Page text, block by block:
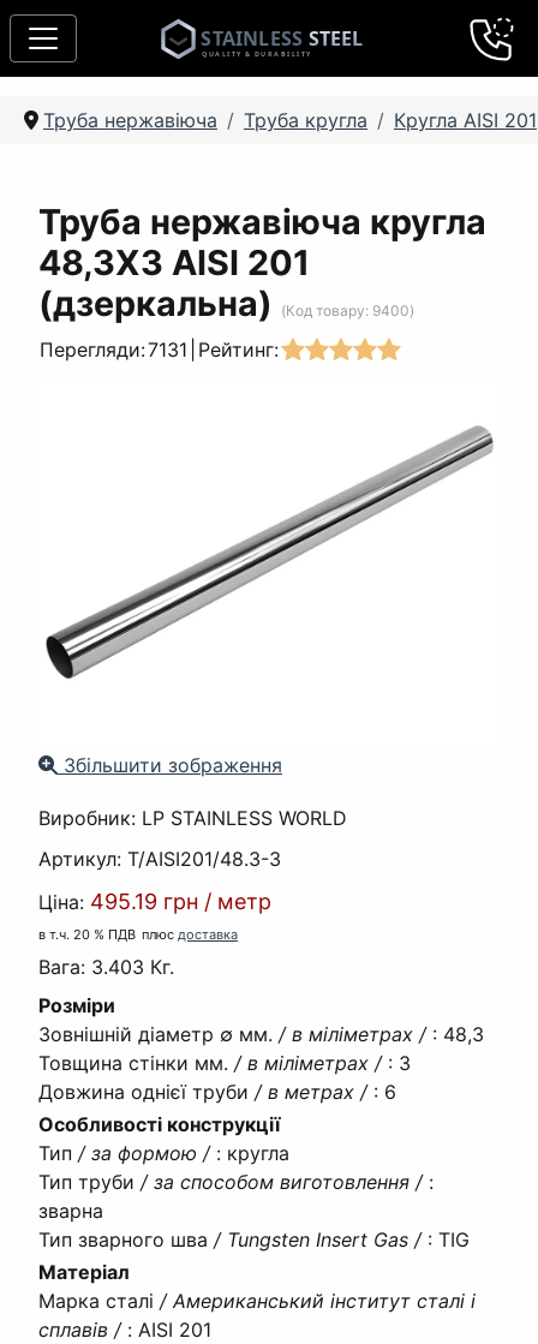
Труба нержавіюча Труба кругла Кругла AISI 201
Труба нержавіюча кругла
48,3Х3 AISI 201
(дзеркальна)
(Код товару: 9400)
Перегляди:7131 Рейтинг:
Збільшити зображення
Виробник: LP STAINLESS WORLD
Артикул: T/AISI201/48.3-3
Ціна: 495.19 грн / метр
в т.ч. 20 % ПДВ плюс доставка
Вага: 3.403 Кг.
Розміри
Зовнішній діаметр ∅ мм. / в міліметрах / : 48,3
Товщина стінки мм. / в міліметрах / : 3
Довжина однієї труби / в метрах / : 6
Особливості конструкції
Тип / за формою / : кругла
Тип труби / за способом виготовлення / :
зварна
Тип зварного шва / Tungsten Insert Gas / : TIG
Матеріал
Марка сталі / Американський інститут сталі і
сплавів / : AISI 201